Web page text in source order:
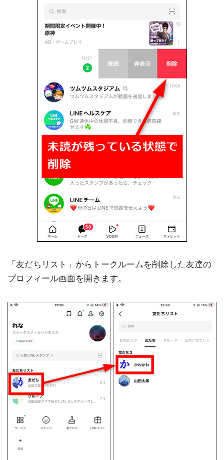
「友だちリスト」からトークルームを削除した友達の
プロフィール画面を開きます。